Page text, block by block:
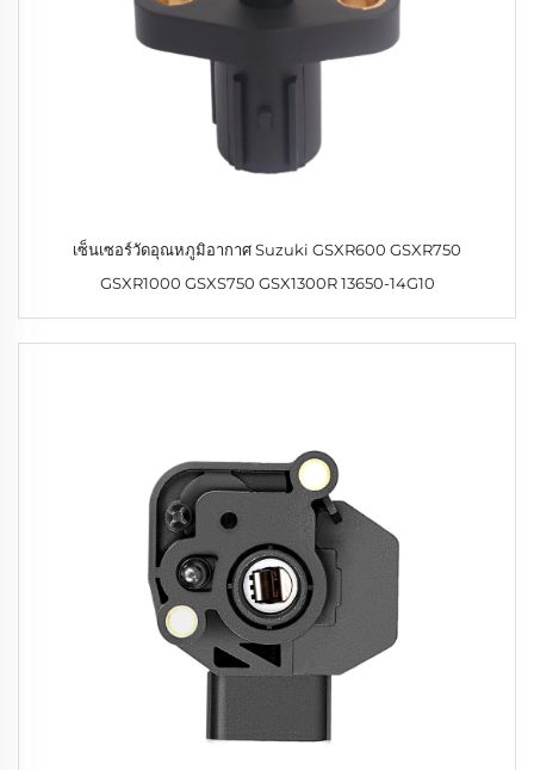
เซ็นเซอร์วัดอุณหภูมิอากาศ Suzuki GSXR600 GSXR750
GSXR1000 GSXS750 GSX1300R 13650-14G10